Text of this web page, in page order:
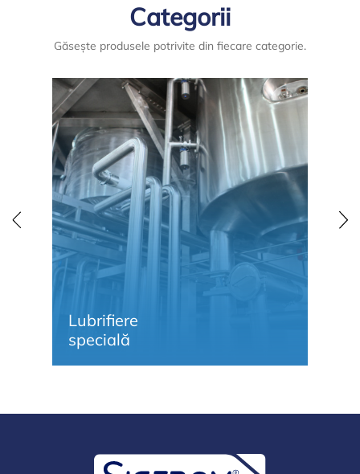
Categorii
Găsește produsele potrivite din fiecare categorie.
Lubrifiere
specială